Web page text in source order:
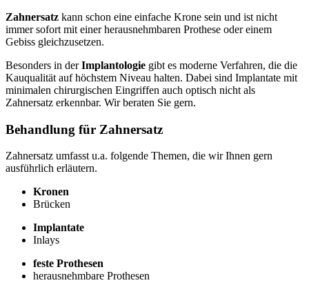
Zahnersatz kann schon eine einfache Krone sein und ist nicht
immer sofort mit einer herausnehmbaren Prothese oder einem
Gebiss gleichzusetzen.
Besonders in derImplantologie gibt es moderne Verfahren, die die
Kauqualität auf höchstem Niveau halten. Dabei sind Implantate mit
minimalen chirurgischen Eingriffen auch optisch nicht als
Zahnersatz erkennbar. Wir beraten Sie gern.
Behandlung für Zahnersatz
Zahnersatz umfasst u.a. folgende Themen, die wir Ihnen gern
ausführlich erläutern.
Kronen
Brücken
Implantate
Inlays
feste Prothesen
herausnehmbare Prothesen